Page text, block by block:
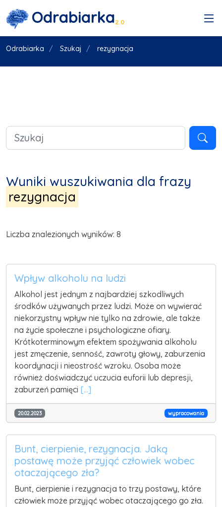
Odrabiarka2.0
Odrabiarka Szukaj rezygnacja
Wyniki wyszukiwania dla frazy
rezygnacja
Liczba znalezionych wyników: 8
Wpływ alkoholu na ludzi
Alkohol jest jednym z najbardziej szkodliwych
środków używanych przez ludzi. Może on wywierać
niekorzystny wpływ nie tylko na zdrowie, ale także
na życie społeczne i psychologiczne ofiary.
Krótkoterminowym efektem spożywania alkoholu
jest zmęczenie, senność, zawroty głowy, zaburzenia
koordynacji i nieostrość wzroku. Osoba może
również doświadczyć uczucia euforii lub depresji,
zaburzeń pamięci [...]
20.02.2023 wypracowania
Bunt, cierpienie, rezygnacja. Jaką
postawę może przyjąć człowiek wobec
otaczającego zła?
Bunt, cierpienie i rezygnacja to trzy postawy, które
człowiek może przyjąć wobec otaczającego go zła.